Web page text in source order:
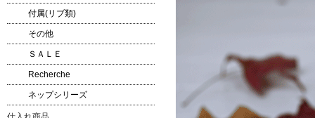
付属(リブ類)
その他
ＳＡＬＥ
Recherche
ネップシリーズ